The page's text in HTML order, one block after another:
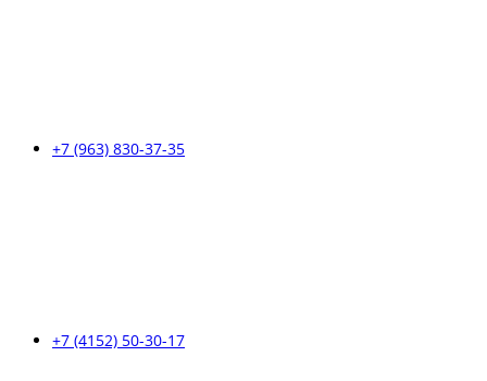
+7 (963) 830-37-35
+7 (4152) 50-30-17